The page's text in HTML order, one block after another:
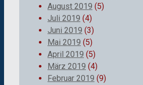
August 2019 (5)
Juli 2019 (4)
Juni 2019 (3)
Mai 2019 (5)
April 2019 (5)
März 2019 (4)
Februar 2019 (9)